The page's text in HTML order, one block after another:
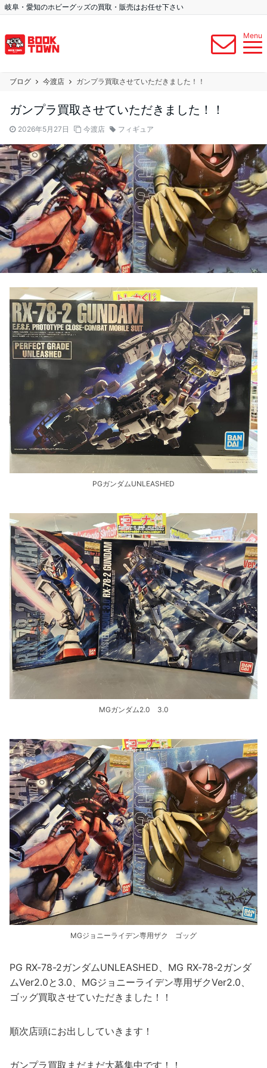
岐阜・愛知のホビーグッズの買取・販売はお任せ下さい
Menu
ブログ 今渡店 ガンプラ買取させていただきました！！
ガンプラ買取させていただきました！！
2026年5月27日 今渡店 フィギュア
PGガンダムUNLEASHED
MGガンダム2.0 3.0
MGジョニーライデン専用ザク ゴッグ
PG RX-78-2ガンダムUNLEASHED、MG RX-78-2ガンダ
ムVer2.0と3.0、MGジョニーライデン専用ザクVer2.0、
ゴッグ買取させていただきました！！
順次店頭にお出ししていきます！
ガンプラ買取まだまだ大募集中です！！